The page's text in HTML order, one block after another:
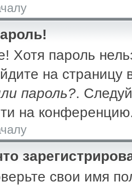
Хотя пароль
на
пароль?.
на
свои имя